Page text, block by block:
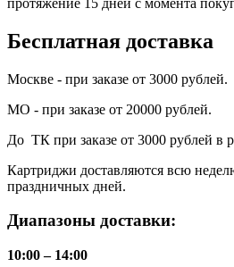
Бесплатная доставка
Москве - при заказе от 3000 рублей.
МО - при заказе от 20000 рублей.
До ТК при заказе от 3000 рублей в
Картриджи доставляются всю
праздничных дней.
Диапазоны доставки:
10:00 – 14:00